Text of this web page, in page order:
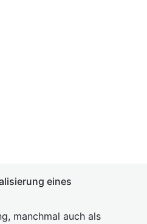
eines
manchmal auch als